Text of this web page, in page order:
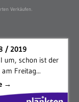
Verkäufen.
/ 2019
um, schon ist der
Freitag...
→